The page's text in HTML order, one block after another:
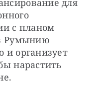
с планом
Румынию
и организует
нарастить